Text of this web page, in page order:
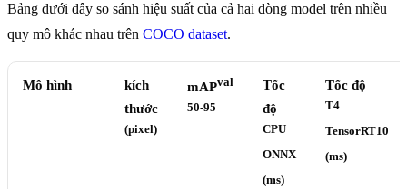
Bảng dưới đây so sánh hiệu suất của cả hai dòng model trên nhiều
quy mô khác nhau trên COCO dataset.
Mô hình
kích
thước
(pixel)
mAPval
50-95
Tốc
độ
CPU
ONNX
(ms)
Tốc độ
T4
TensorRT10
(ms)